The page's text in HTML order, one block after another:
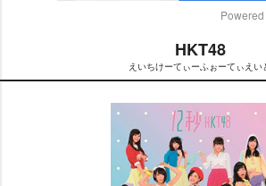
HKT48
えいちけーてぃーふぉーてぃえい